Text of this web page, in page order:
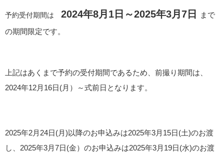
予約受付期間は 2024年8月1日～2025年3月7日
まで
の期間限定です。
上記はあくまで予約の受付期間であるため、前撮り期間は、
2024年12月16日(月）～式前日となります。
2025年2月24日(月)以降のお申込みは2025年3月15日(土)のお渡
し、2025年3月7日(金）のお申込みは2025年3月19日(水)のお渡